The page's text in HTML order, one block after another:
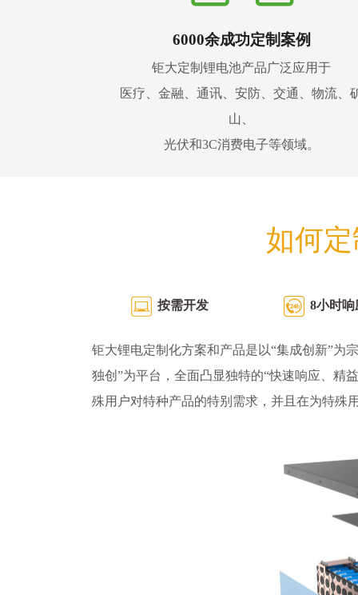
6000余成功定制案例
钜大定制锂电池产品广泛应用于
医疗、金融、通讯、安防、交通、物流、
山、
光伏和3C消费电子等领域。
如何
按需开发 8小时响
钜大锂电定制化方案和产品是以“集成创新”为
独创”为平台，全面凸显独特的“快速响应、精
殊用户对特种产品的特别需求，并且在为特殊